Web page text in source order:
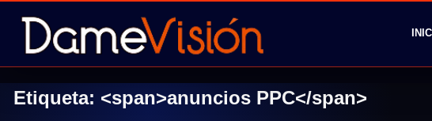
Etiqueta: <span>anuncios PPC</span>